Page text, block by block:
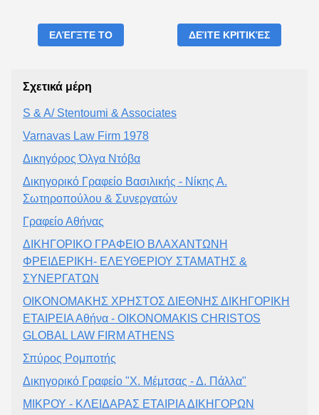
ΕΛΈΓΞΤΕ ΤΟ ΔΕΊΤΕ ΚΡΙΤΙΚΈΣ
Σχετικά μέρη
S & A/ Stentoumi & Associates
Varnavas Law Firm 1978
Δικηγόρος Όλγα Ντόβα
Δικηγορικό Γραφείο Βασιλικής - Νίκης Α.
Σωτηροπούλου & Συνεργατών
Γραφείο Αθήνας
ΔΙΚΗΓΟΡΙΚΟ ΓΡΑΦΕΙΟ ΒΛΑΧΑΝΤΩΝΗ
ΦΡΕΙΔΕΡΙΚΗ- ΕΛΕΥΘΕΡΙΟΥ ΣΤΑΜΑΤΗΣ &
ΣΥΝΕΡΓΑΤΩΝ
ΟΙΚΟΝΟΜΑΚΗΣ ΧΡΗΣΤΟΣ ΔΙΕΘΝΗΣ ΔΙΚΗΓΟΡΙΚΗ
ΕΤΑΙΡΕΙΑ Αθήνα - OIKONOMAKIS CHRISTOS
GLOBAL LAW FIRM ATHENS
Σπύρος Ρομποτής
Δικηγορικό Γραφείο "X. Μέμτσας - Δ. Πάλλα"
ΜΙΚΡΟΥ - ΚΛΕΙΔΑΡΑΣ ΕΤΑΙΡΙΑ ΔΙΚΗΓΟΡΩΝ